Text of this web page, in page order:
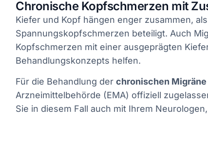
Chronische Kopfschmerzen mit
Kiefer und Kopf hängen enger zusammen,
Spannungskopfschmerzen beteiligt. Auch
Kopfschmerzen mit einer ausgeprägten
Behandlungskonzepts helfen.
Für die Behandlung der chronischen Migräne
Arzneimittelbehörde (EMA) offiziell
Sie in diesem Fall auch mit Ihrem